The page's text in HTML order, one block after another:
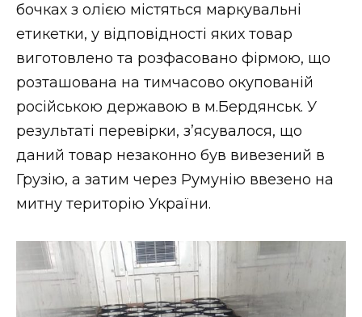
бочках з олією містяться маркувальні
етикетки, у відповідності яких товар
виготовлено та розфасовано фірмою, що
розташована на тимчасово окупованій
російською державою в м.Бердянськ. У
результаті перевірки, з’ясувалося, що
даний товар незаконно був вивезений в
Грузію, а затим через Румунію ввезено на
митну територію України.